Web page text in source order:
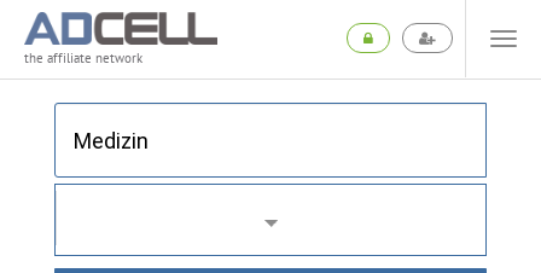
the affiliate network